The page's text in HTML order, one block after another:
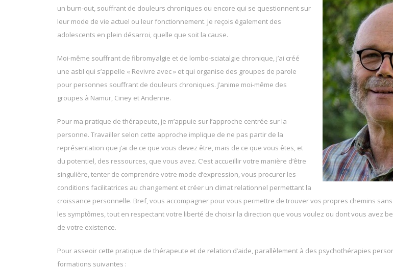
un burn-out, souffrant de douleurs chroniques ou encore qui se questionnent sur
leur mode de vie actuel ou leur fonctionnement. Je reçois également des
adolescents en plein désarroi, quelle que soit la cause.
Moi-même souffrant de fibromyalgie et de lombo-sciatalgie chronique, j’ai créé
une asbl qui s’appelle « Revivre avec » et qui organise des groupes de parole
pour personnes souffrant de douleurs chroniques. J’anime moi-même des
groupes à Namur, Ciney et Andenne.
Pour ma pratique de thérapeute, je m’appuie sur l’approche centrée sur la
personne. Travailler selon cette approche implique de ne pas partir de la
représentation que j’ai de ce que vous devez être, mais de ce que vous êtes, et
du potentiel, des ressources, que vous avez. C’est accueillir votre manière d’être
singulière, tenter de comprendre votre mode d’expression, vous procurer les
conditions facilitatrices au changement et créer un climat relationnel permettant la
croissance personnelle. Bref, vous accompagner pour vous permettre de trouver vos propres chemins
les symptômes, tout en respectant votre liberté de choisir la direction que vous voulez ou dont vous avez
de votre existence.
Pour asseoir cette pratique de thérapeute et de relation d’aide, parallèlement à des psychothérapies
formations suivantes :